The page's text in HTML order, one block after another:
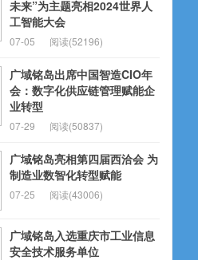
未来”为主题亮相2024世界人
工智能大会
07-05 阅读(52196)
广域铭岛出席中国智造CIO年
会：数字化供应链管理赋能企
业转型
07-29 阅读(50837)
广域铭岛亮相第四届西洽会 为
制造业数智化转型赋能
07-25 阅读(43006)
广域铭岛入选重庆市工业信息
安全技术服务单位